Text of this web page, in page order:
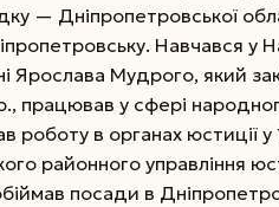
— Дніпропетровської
Навчався у
Ярослава Мудрого, який
працював у сфері
роботу в органах юстиції
районного управління
посади в